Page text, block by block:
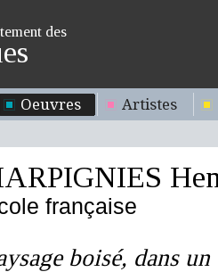
des
Oeuvres Artistes
française
boisé, dans